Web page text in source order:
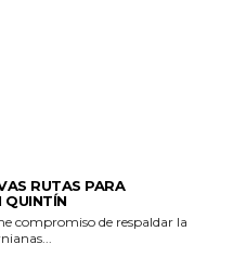
RUTAS PARA
QUINTÍN